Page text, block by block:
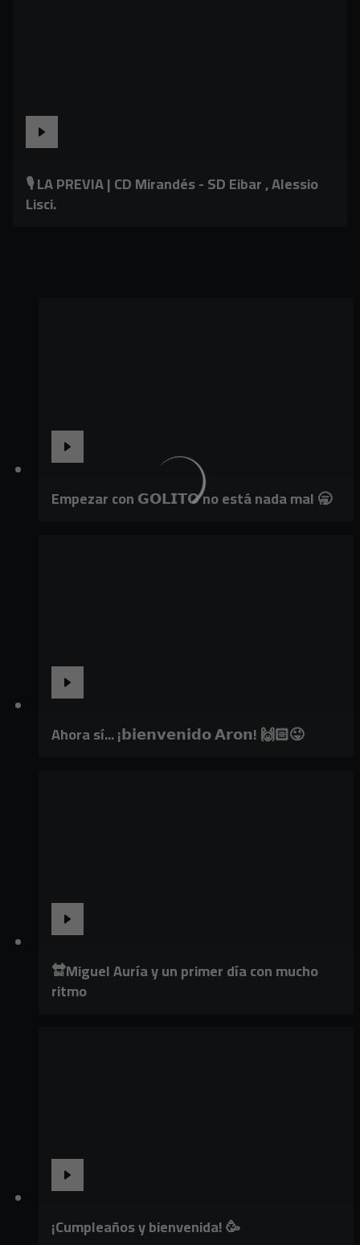
🎙️ LA PREVIA | CD Mirandés - SD Eibar , Alessio
Lisci.
Empezar con 𝗚𝗢𝗟𝗜𝗧𝗢 no está nada mal 🥱
Ahora sí... ¡𝗯𝗶𝗲𝗻𝘃𝗲𝗻𝗶𝗱𝗼 𝗔𝗿𝗼𝗻! 🙌🏻😜
🔛Miguel Auría y un primer día con mucho
ritmo
¡Cumpleaños y bienvenida! 🥳